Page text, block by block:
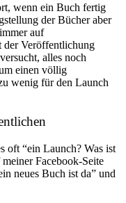
wenn ein Buch fertig
der Bücher aber
auf
der Veröffentlichung
alles noch
einen völlig
wenig für den Launch
oft “ein Launch? Was ist
Facebook-Seite
neues Buch ist da” und